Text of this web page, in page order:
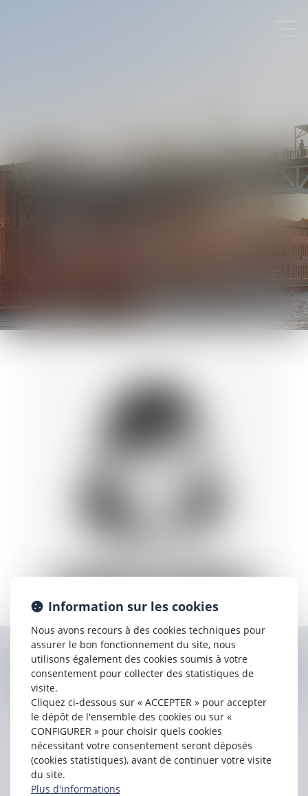
ContacterNathalie LABRID
Information sur les cookies
Nous avons recours à des cookies techniques pour
assurer le bon fonctionnement du site, nous
utilisons également des cookies soumis à votre
consentement pour collecter des statistiques de
visite.
Cliquez ci-dessous sur « ACCEPTER » pour accepter
le dépôt de l'ensemble des cookies ou sur «
CONFIGURER » pour choisir quels cookies
nécessitant votre consentement seront déposés
(cookies statistiques), avant de continuer votre visite
du site.
Plus d'informations